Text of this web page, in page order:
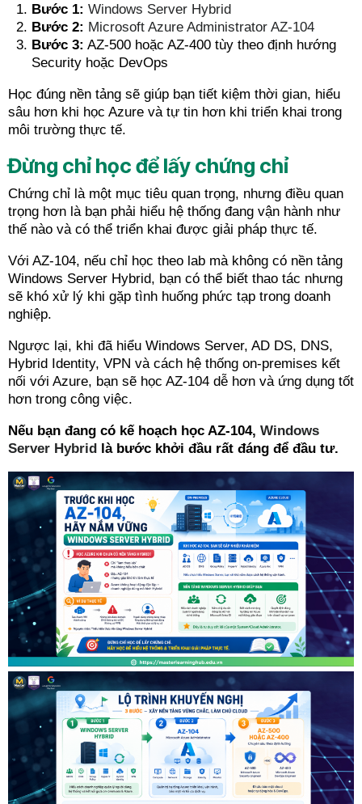
Bước 1: Windows Server Hybrid
Bước 2: Microsoft Azure Administrator AZ-104
Bước 3: AZ-500 hoặc AZ-400 tùy theo định hướng
Security hoặc DevOps
Học đúng nền tảng sẽ giúp bạn tiết kiệm thời gian, hiểu
sâu hơn khi học Azure và tự tin hơn khi triển khai trong
môi trường thực tế.
Đừng chỉ học để lấy chứng chỉ
Chứng chỉ là một mục tiêu quan trọng, nhưng điều quan
trọng hơn là bạn phải hiểu hệ thống đang vận hành như
thế nào và có thể triển khai được giải pháp thực tế.
Với AZ-104, nếu chỉ học theo lab mà không có nền tảng
Windows Server Hybrid, bạn có thể biết thao tác nhưng
sẽ khó xử lý khi gặp tình huống phức tạp trong doanh
nghiệp.
Ngược lại, khi đã hiểu Windows Server, AD DS, DNS,
Hybrid Identity, VPN và cách hệ thống on-premises kết
nối với Azure, bạn sẽ học AZ-104 dễ hơn và ứng dụng tốt
hơn trong công việc.
Nếu bạn đang có kế hoạch học AZ-104, Windows
Server Hybrid là bước khởi đầu rất đáng để đầu tư.